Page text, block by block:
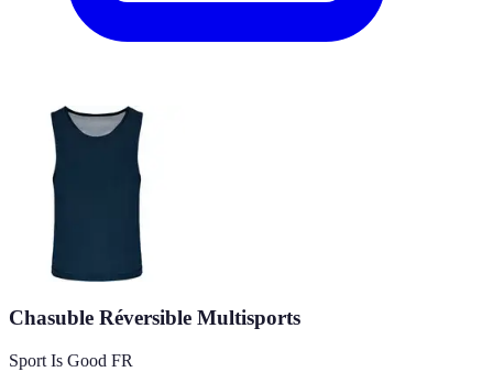
Chasuble Réversible Multisports
Sport Is Good FR